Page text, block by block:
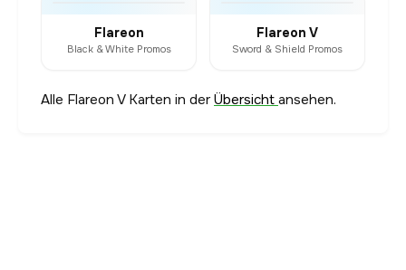
Flareon
Black & White Promos
Flareon V
Sword & Shield Promos
Alle Flareon V Karten in derÜbersicht ansehen.